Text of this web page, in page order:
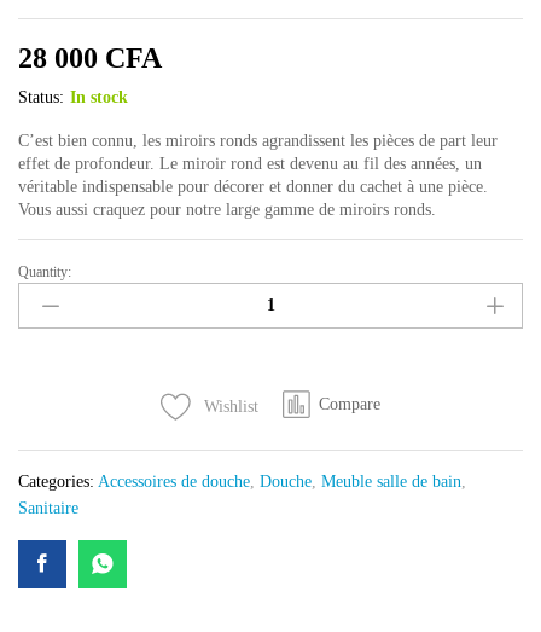
28 000 CFA
Status: In stock
C’est bien connu, les miroirs ronds agrandissent les pièces de part leur
effet de profondeur. Le miroir rond est devenu au fil des années, un
véritable indispensable pour décorer et donner du cachet à une pièce.
Vous aussi craquez pour notre large gamme de miroirs ronds.
Miroir
rond
noir,
pour
mur,
salle
bain,
Quantity:
Wishlist Compare
Categories: Accessoires de douche Douche Meuble salle de bain
Sanitaire